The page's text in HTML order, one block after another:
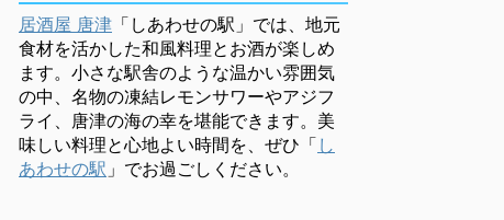
居酒屋 唐津 「しあわせの駅」では、地元
食材を活かした和風料理とお酒が楽しめ
ます。小さな駅舎のような温かい雰囲気
の中、名物の凍結レモンサワーやアジフ
ライ、唐津の海の幸を堪能できます。美
味しい料理と心地よい時間を、ぜひ「 し
あわせの駅 」でお過ごしください。